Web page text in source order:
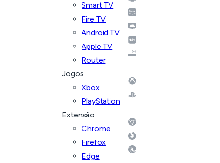
Smart TV
Fire TV
Android TV
Apple TV
Router
Jogos
Xbox
PlayStation
Extensão
Chrome
Firefox
Edge